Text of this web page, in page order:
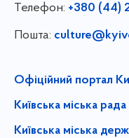
Телефон: +380 (44)
Пошта:
Офіційний портал
Київська міська рада
Київська міська